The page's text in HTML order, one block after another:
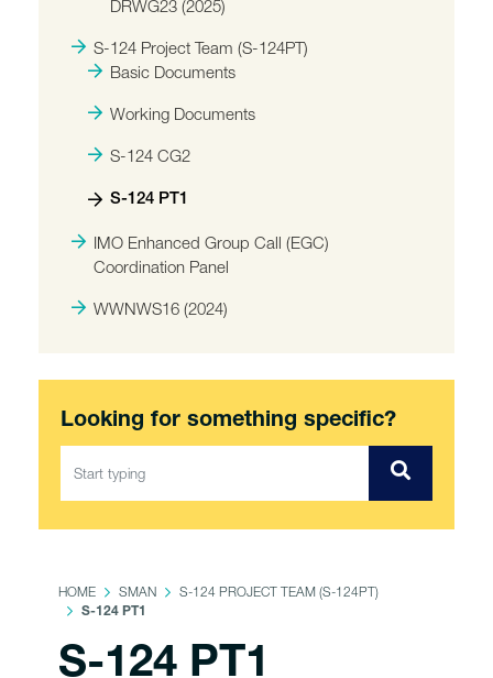
DRWG23 (2025)
S-124 Project Team (S-124PT)
Basic Documents
Working Documents
S-124 CG2
S-124 PT1
IMO Enhanced Group Call (EGC)
Coordination Panel
WWNWS16 (2024)
Looking for something specific?
HOME SMAN S-124 PROJECT TEAM (S-124PT)
S-124 PT1
S-124 PT1